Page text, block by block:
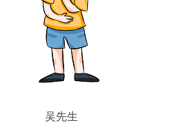
吴先生